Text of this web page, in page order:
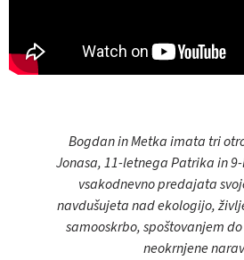
Bogdan in Metka imata tri
Jonasa, 11-letnega Patrika in
vsakodnevno predajata
navdušujeta nad ekologijo,
samooskrbo, spoštovanjem
neokrnjene